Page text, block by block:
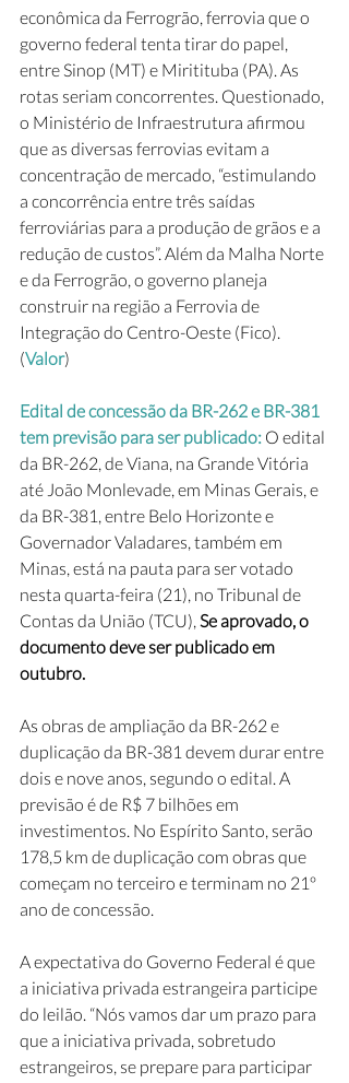
econômica da Ferrogrão, ferrovia que o
governo federal tenta tirar do papel,
entre Sinop (MT) e Miritituba (PA). As
rotas seriam concorrentes. Questionado,
o Ministério de Infraestrutura afirmou
que as diversas ferrovias evitam a
concentração de mercado, “estimulando
a concorrência entre três saídas
ferroviárias para a produção de grãos e a
redução de custos”. Além da Malha Norte
e da Ferrogrão, o governo planeja
construir na região a Ferrovia de
Integração do Centro-Oeste (Fico).
(Valor)
Edital de concessão da BR-262 e BR-381
tem previsão para ser publicado: O edital
da BR-262, de Viana, na Grande Vitória
até João Monlevade, em Minas Gerais, e
da BR-381, entre Belo Horizonte e
Governador Valadares, também em
Minas, está na pauta para ser votado
nesta quarta-feira (21), no Tribunal de
Contas da União (TCU), Se aprovado, o
documento deve ser publicado em
outubro.
As obras de ampliação da BR-262 e
duplicação da BR-381 devem durar entre
dois e nove anos, segundo o edital. A
previsão é de R$ 7 bilhões em
investimentos. No Espírito Santo, serão
178,5 km de duplicação com obras que
começam no terceiro e terminam no 21º
ano de concessão.
A expectativa do Governo Federal é que
a iniciativa privada estrangeira participe
do leilão. “Nós vamos dar um prazo para
que a iniciativa privada, sobretudo
estrangeiros, se prepare para participar